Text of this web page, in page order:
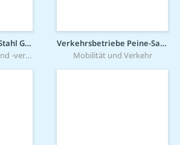
Universal Eisen und Stahl GmbH
Rohstoffgewinnung und -verarbeitung
Verkehrsbetriebe Peine-Salzgitter GmbH
Mobilität und Verkehr